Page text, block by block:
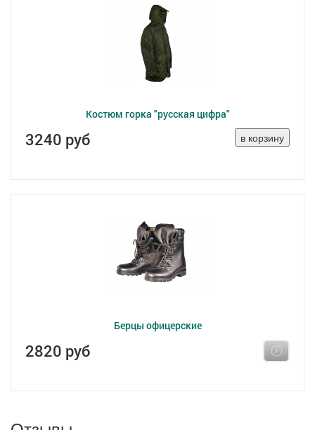
Костюм горка "русская цифра"
3240 руб
Берцы офицерские
2820 руб